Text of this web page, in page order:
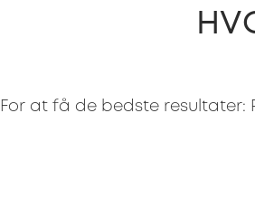
For at få de bedste resultater: